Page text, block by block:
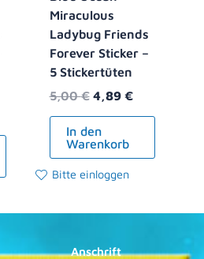
Miraculous
Ladybug Friends
Forever Sticker –
5 Stickertüten
5,00€ 4,89 €
In den
Warenkorb
Bitte einloggen
Anschrift